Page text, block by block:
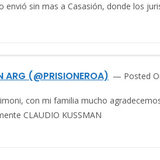
envió sin mas a Casasión, donde los
ARG (@PRISIONEROA) Posted
con mi familia mucho
CLAUDIO KUSSMAN